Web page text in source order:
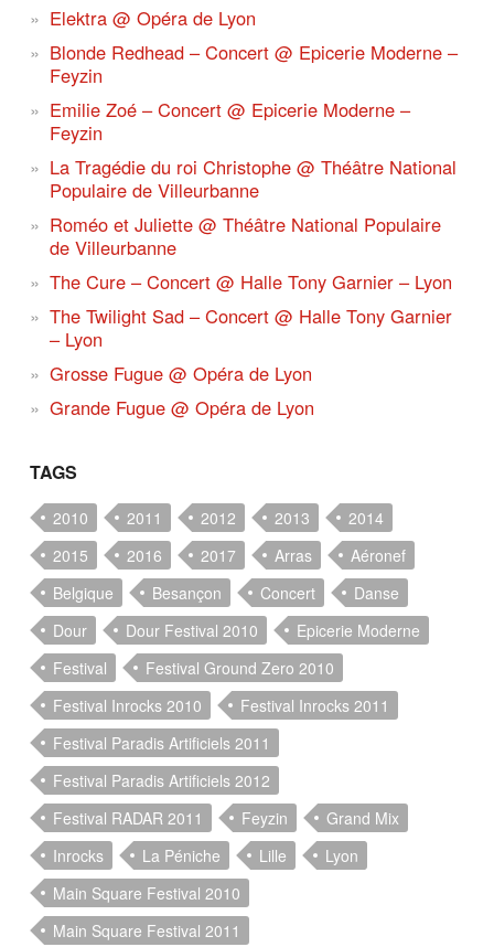
Elektra @ Opéra de Lyon
Blonde Redhead – Concert @ Epicerie Moderne –
Feyzin
Emilie Zoé – Concert @ Epicerie Moderne –
Feyzin
La Tragédie du roi Christophe @ Théâtre National
Populaire de Villeurbanne
Roméo et Juliette @ Théâtre National Populaire
de Villeurbanne
The Cure – Concert @ Halle Tony Garnier – Lyon
The Twilight Sad – Concert @ Halle Tony Garnier
– Lyon
Grosse Fugue @ Opéra de Lyon
Grande Fugue @ Opéra de Lyon
TAGS
2010 2011 2012 2013
2014
2015
2016 2017 Arras
Aéronef
Belgique
Besançon Concert
Danse
Dour
Dour Festival 2010
Epicerie Moderne
Festival
Festival Ground Zero 2010
Festival Inrocks 2010
Festival Inrocks 2011
Festival Paradis Artificiels 2011
Festival Paradis Artificiels 2012
Festival RADAR 2011
Feyzin
Grand Mix
Inrocks
La Péniche Lille
Lyon
Main Square Festival 2010
Main Square Festival 2011